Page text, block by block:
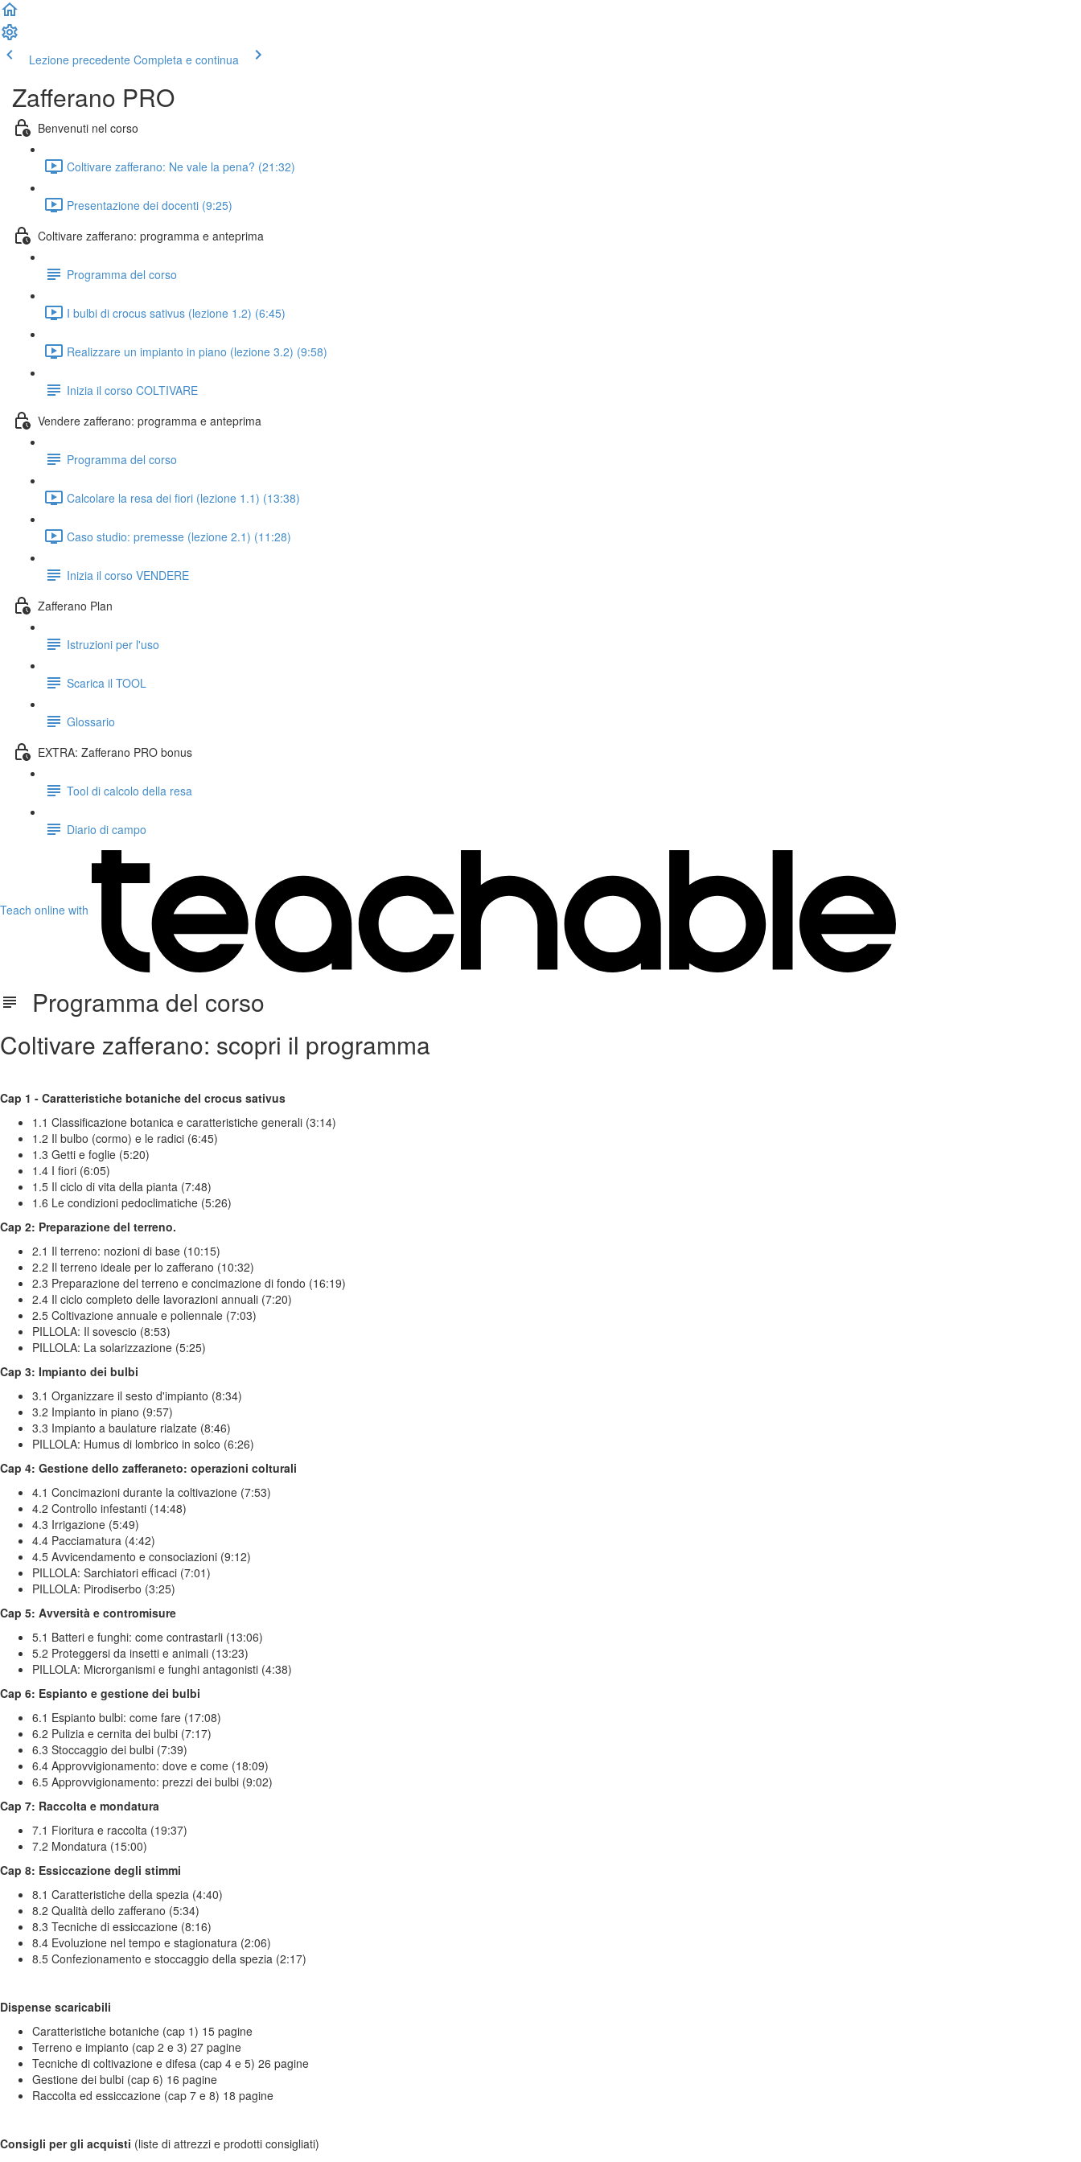
Lezione precedente Completa e continua
Zafferano PRO
Benvenuti nel corso
Coltivare zafferano: Ne vale la pena? (21:32)
Presentazione dei docenti (9:25)
Coltivare zafferano: programma e anteprima
Programma del corso
I bulbi di crocus sativus (lezione 1.2) (6:45)
Realizzare un impianto in piano (lezione 3.2) (9:58)
Inizia il corso COLTIVARE
Vendere zafferano: programma e anteprima
Programma del corso
Calcolare la resa dei fiori (lezione 1.1) (13:38)
Caso studio: premesse (lezione 2.1) (11:28)
Inizia il corso VENDERE
Zafferano Plan
Istruzioni per l'uso
Scarica il TOOL
Glossario
EXTRA: Zafferano PRO bonus
Tool di calcolo della resa
Diario di campo
Teach online with
Programma del corso
Coltivare zafferano: scopri il programma
Cap 1 - Caratteristiche botaniche del crocus sativus
1.1 Classificazione botanica e caratteristiche generali (3:14)
1.2 Il bulbo (cormo) e le radici (6:45)
1.3 Getti e foglie (5:20)
1.4 I fiori (6:05)
1.5 Il ciclo di vita della pianta (7:48)
1.6 Le condizioni pedoclimatiche (5:26)
Cap 2: Preparazione del terreno.
2.1 Il terreno: nozioni di base (10:15)
2.2 Il terreno ideale per lo zafferano (10:32)
2.3 Preparazione del terreno e concimazione di fondo (16:19)
2.4 Il ciclo completo delle lavorazioni annuali (7:20)
2.5 Coltivazione annuale e poliennale (7:03)
PILLOLA: Il sovescio (8:53)
PILLOLA: La solarizzazione (5:25)
Cap 3: Impianto dei bulbi
3.1 Organizzare il sesto d'impianto (8:34)
3.2 Impianto in piano (9:57)
3.3 Impianto a baulature rialzate (8:46)
PILLOLA: Humus di lombrico in solco (6:26)
Cap 4: Gestione dello zafferaneto: operazioni colturali
4.1 Concimazioni durante la coltivazione (7:53)
4.2 Controllo infestanti (14:48)
4.3 Irrigazione (5:49)
4.4 Pacciamatura (4:42)
4.5 Avvicendamento e consociazioni (9:12)
PILLOLA: Sarchiatori efficaci (7:01)
PILLOLA: Pirodiserbo (3:25)
Cap 5: Avversità e contromisure
5.1 Batteri e funghi: come contrastarli (13:06)
5.2 Proteggersi da insetti e animali (13:23)
PILLOLA: Microrganismi e funghi antagonisti (4:38)
Cap 6: Espianto e gestione dei bulbi
6.1 Espianto bulbi: come fare (17:08)
6.2 Pulizia e cernita dei bulbi (7:17)
6.3 Stoccaggio dei bulbi (7:39)
6.4 Approvvigionamento: dove e come (18:09)
6.5 Approvvigionamento: prezzi dei bulbi (9:02)
Cap 7: Raccolta e mondatura
7.1 Fioritura e raccolta (19:37)
7.2 Mondatura (15:00)
Cap 8: Essiccazione degli stimmi
8.1 Caratteristiche della spezia (4:40)
8.2 Qualità dello zafferano (5:34)
8.3 Tecniche di essiccazione (8:16)
8.4 Evoluzione nel tempo e stagionatura (2:06)
8.5 Confezionamento e stoccaggio della spezia (2:17)
Dispense scaricabili
Caratteristiche botaniche (cap 1) 15 pagine
Terreno e impianto (cap 2 e 3) 27 pagine
Tecniche di coltivazione e difesa (cap 4 e 5) 26 pagine
Gestione dei bulbi (cap 6) 16 pagine
Raccolta ed essiccazione (cap 7 e 8) 18 pagine
Consigli per gli acquisti (liste di attrezzi e prodotti consigliati)